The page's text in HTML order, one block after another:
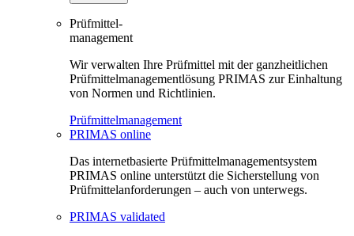
Prüfmittel-
management
Wir verwalten Ihre Prüfmittel mit der ganzheitlichen
Prüfmittelmanagementlösung PRIMAS zur Einhaltung
von Normen und Richtlinien.
Prüfmittelmanagement
PRIMAS online
Das internetbasierte Prüfmittelmanagementsystem
PRIMAS online unterstützt die Sicherstellung von
Prüfmittelanforderungen – auch von unterwegs.
PRIMAS validated